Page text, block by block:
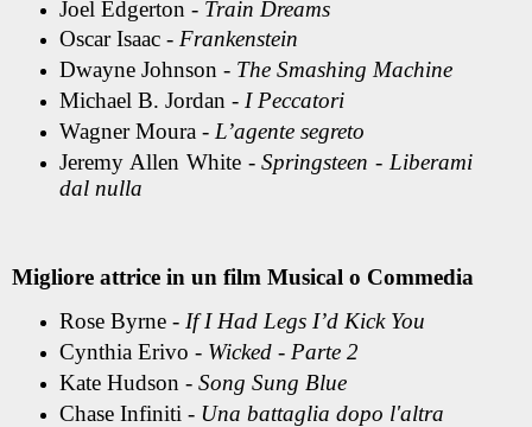
Joel Edgerton - Train Dreams
Oscar Isaac - Frankenstein
Dwayne Johnson - The Smashing Machine
Michael B. Jordan - I Peccatori
Wagner Moura - L’agente segreto
Jeremy Allen White -Springsteen - Liberami
dal nulla
Migliore attrice in un film Musical o Commedia
Rose Byrne - If I Had Legs I’d Kick You
Cynthia Erivo - Wicked - Parte 2
Kate Hudson - Song Sung Blue
Chase Infiniti - Una battaglia dopo l'altra